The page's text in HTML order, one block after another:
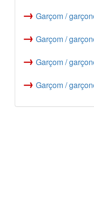
→ Garçom /
→ Garçom /
→ Garçom /
→ Garçom /